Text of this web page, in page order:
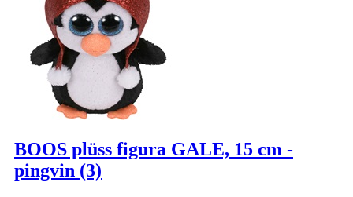
BOOS plüss figura GALE, 15 cm -
pingvin (3)